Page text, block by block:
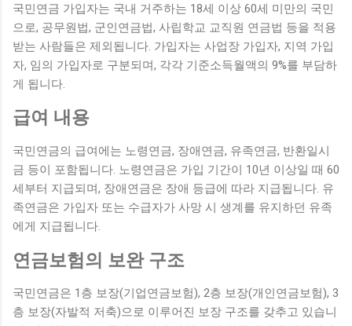
국민연금 가입자는 국내 거주하는 18세 이상 60세 미만의 국민
으로, 공무원법, 군인연금법, 사립학교 교직원 연금법 등을 적용
받는 사람들은 제외됩니다. 가입자는 사업장 가입자, 지역 가입
자, 임의 가입자로 구분되며, 각각 기준소득월액의 9%를 부담하
게 됩니다.
급여 내용
국민연금의 급여에는 노령연금, 장애연금, 유족연금, 반환일시
금 등이 포함됩니다. 노령연금은 가입 기간이 10년 이상일 때 60
세부터 지급되며, 장애연금은 장애 등급에 따라 지급됩니다. 유
족연금은 가입자 또는 수급자가 사망 시 생계를 유지하던 유족
에게 지급됩니다.
연금보험의 보완 구조
국민연금은 1층 보장(기업연금보험), 2층 보장(개인연금보험), 3
층 보장(자발적 저축)으로 이루어진 보장 구조를 갖추고 있습니